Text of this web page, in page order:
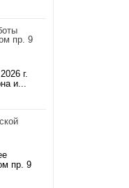
пр. 9
г.
и...
пр. 9